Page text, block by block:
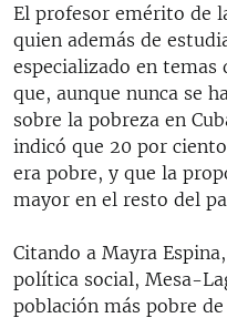
El profesor emérito de
quien además de
especializado en temas
que, aunque nunca se
sobre la pobreza en
indicó que 20 por
era pobre, y que la
mayor en el resto del
Citando a Mayra
política social, Mesa-
población más pobre